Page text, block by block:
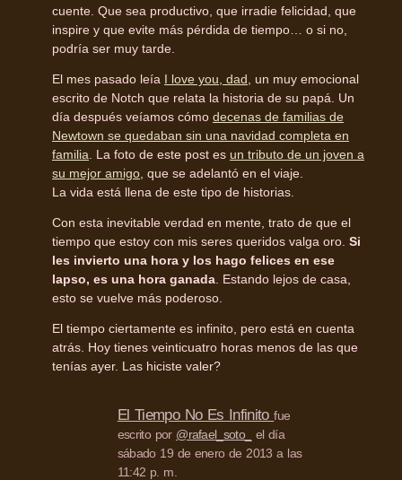
cuente. Que sea productivo, que irradie felicidad, que
inspire y que evite más pérdida de tiempo… o si no,
podría ser muy tarde.
El mes pasado leía I love you, dad , un muy emocional
escrito de Notch que relata la historia de su papá. Un
día después veíamos cómo decenas de familias de
Newtown se quedaban sin una navidad completa en
familia . La foto de este post es un tributo de un joven a
su mejor amigo , que se adelantó en el viaje.
La vida está llena de este tipo de historias.
Con esta inevitable verdad en mente, trato de que el
tiempo que estoy con mis seres queridos valga oro. Si
les invierto una hora y los hago felices en ese
lapso, es una hora ganada . Estando lejos de casa,
esto se vuelve más poderoso.
El tiempo ciertamente es infinito, pero está en cuenta
atrás. Hoy tienes veinticuatro horas menos de las que
tenías ayer. Las hiciste valer?
El Tiempo No Es Infinitofue
escrito por @rafael_soto_
el día
sábado 19 de enero de 2013 a las
11:42 p. m.